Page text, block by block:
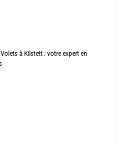
à Kilstett : votre expert en